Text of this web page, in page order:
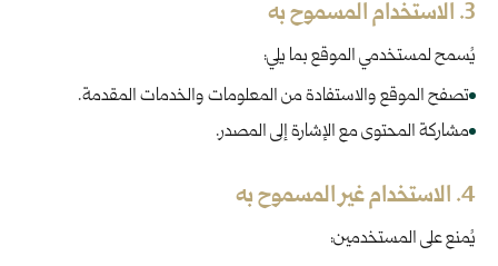
3. الاستخدام المسموح به
يُسمح لمستخدمي الموقع بما يلي:
تصفح الموقع والاستفادة من المعلومات والخدمات المقدمة.
مشاركة المحتوى مع الإشارة إلى المصدر.
4. الاستخدام غير المسموح به
يُمنع على المستخدمين: